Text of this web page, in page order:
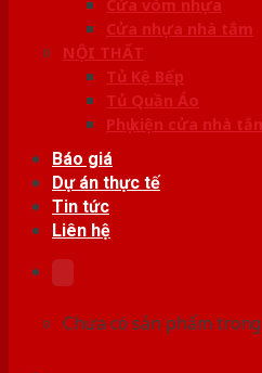
Cửa vòm nhựa
Cửa nhựa nhà tắm
NỘI THẤT
Tủ Kệ Bếp
Tủ Quần Áo
Phụ kiện cửa nhà
Báo giá
Dự án thực tế
Tin tức
Liên hệ
Chưa có sản phẩm